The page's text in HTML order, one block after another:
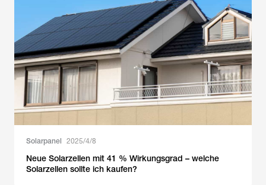
Solarpanel 2025/4/8
Neue Solarzellen mit 41 % Wirkungsgrad – welche
Solarzellen sollte ich kaufen?